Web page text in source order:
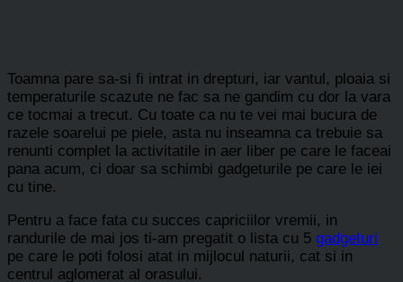
Toamna pare sa-si fi intrat in drepturi, iar vantul, ploaia si
temperaturile scazute ne fac sa ne gandim cu dor la vara
ce tocmai a trecut. Cu toate ca nu te vei mai bucura de
razele soarelui pe piele, asta nu inseamna ca trebuie sa
renunti complet la activitatile in aer liber pe care le faceai
pana acum, ci doar sa schimbi gadgeturile pe care le iei
cu tine.
Pentru a face fata cu succes capriciilor vremii, in
randurile de mai jos ti-am pregatit o lista cu 5 gadgeturi
pe care le poti folosi atat in mijlocul naturii, cat si in
centrul aglomerat al orasului.